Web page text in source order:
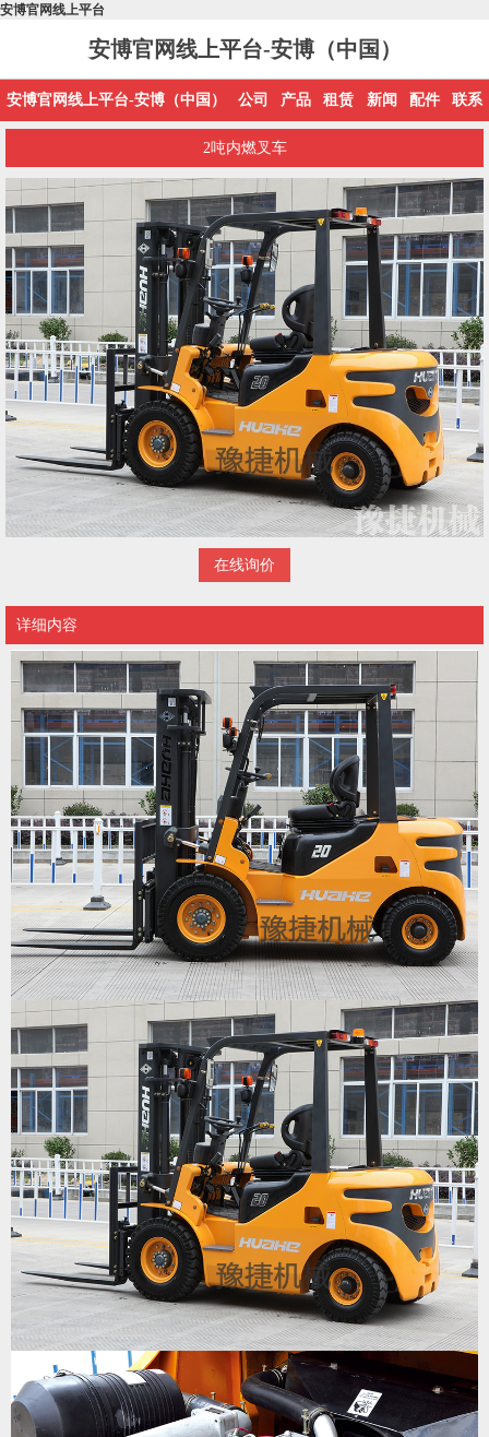
安博官网线上平台
安博官网线上平台-安博（中国）
安博官网线上平台-安博（中国） 公司 产品 租赁 新闻 配件 联系
2吨内燃叉车
在线询价
详细内容